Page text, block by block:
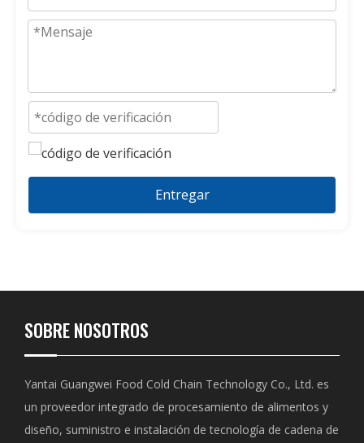
Entregar
SOBRE NOSOTROS
Yantai Guangwei Food Cold Chain Technology Co., Ltd. es
un proveedor integrado de procesamiento de alimentos y
diseño, suministro e instalación de tecnología de cadena de